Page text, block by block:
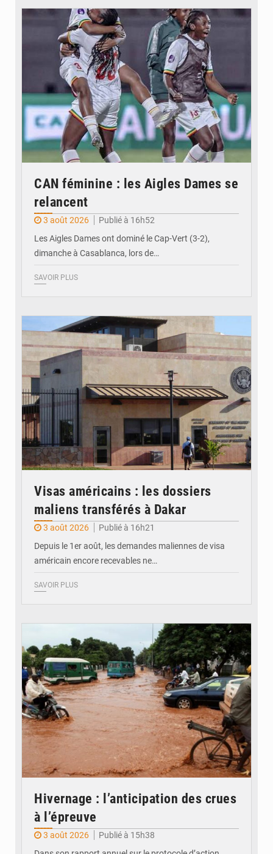
© FEMAFOOT
CAN féminine : les Aigles Dames se
relancent
3 août 2026
Publié à 16h52
Les Aigles Dames ont dominé le Cap-Vert (3-2),
dimanche à Casablanca, lors de…
SAVOIR PLUS
Visas américains : les dossiers
maliens transférés à Dakar
3 août 2026
Publié à 16h21
Depuis le 1er août, les demandes maliennes de visa
américain encore recevables ne…
SAVOIR PLUS
Hivernage : l’anticipation des crues
à l’épreuve
3 août 2026
Publié à 15h38